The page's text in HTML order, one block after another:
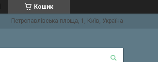
Кошик
Петропавлівська площа, 1, Київ, Україна